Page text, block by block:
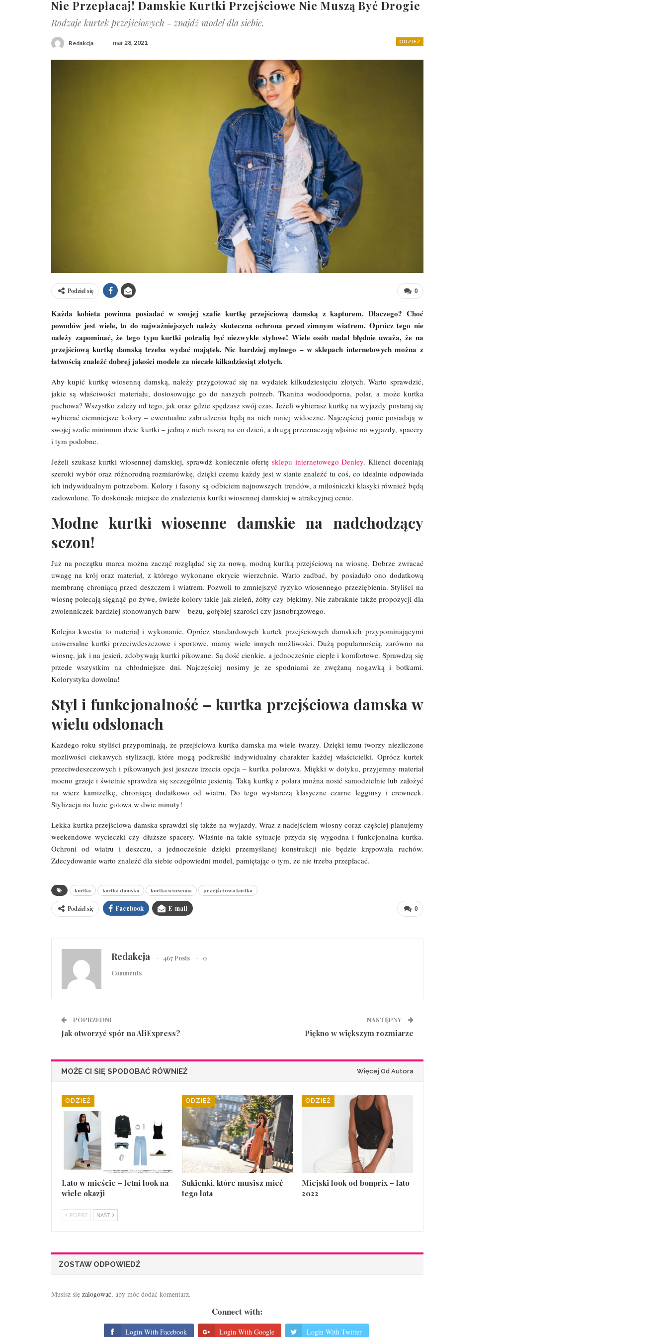
Nie Przepłacaj! Damskie Kurtki Przejściowe Nie Muszą Być Drogie
Rodzaje kurtek przejściowych - znajdź model dla siebie.
ODZIEŻ
Redakcja mar 28, 2021
0
Podziel się
Każda kobieta powinna posiadać w swojej szafie kurtkę przejściową damską z kapturem. Dlaczego? Choć
powodów jest wiele, to do najważniejszych należy skuteczna ochrona przed zimnym wiatrem. Oprócz tego nie
należy zapominać, że tego typu kurtki potrafią być niezwykle stylowe! Wiele osób nadal błędnie uważa, że na
przejściową kurtkę damską trzeba wydać majątek. Nic bardziej mylnego – w sklepach internetowych można z
łatwością znaleźć dobrej jakości modele za niecałe kilkadziesiąt złotych.
Aby kupić kurtkę wiosenną damską, należy przygotować się na wydatek kilkudziesięciu złotych. Warto sprawdzić,
jakie są właściwości materiału, dostosowując go do naszych potrzeb. Tkanina wodoodporna, polar, a może kurtka
puchowa? Wszystko zależy od tego, jak oraz gdzie spędzasz swój czas. Jeżeli wybierasz kurtkę na wyjazdy postaraj się
wybierać ciemniejsze kolory – ewentualne zabrudzenia będą na nich mniej widoczne. Najczęściej panie posiadają w
swojej szafie minimum dwie kurtki – jedną z nich noszą na co dzień, a drugą przeznaczają właśnie na wyjazdy, spacery
i tym podobne.
Jeżeli szukasz kurtki wiosennej damskiej, sprawdź koniecznie ofertęsklepu internetowego Denley. Klienci doceniają
szeroki wybór oraz różnorodną rozmiarówkę, dzięki czemu każdy jest w stanie znaleźć tu coś, co idealnie odpowiada
ich indywidualnym potrzebom. Kolory i fasony są odbiciem najnowszych trendów, a miłośniczki klasyki również będą
zadowolone. To doskonałe miejsce do znalezienia kurtki wiosennej damskiej w atrakcyjnej cenie.
Modne kurtki wiosenne damskie na nadchodzący
sezon!
Już na początku marca można zacząć rozglądać się za nową, modną kurtką przejściową na wiosnę. Dobrze zwracać
uwagę na krój oraz materiał, z którego wykonano okrycie wierzchnie. Warto zadbać, by posiadało ono dodatkową
membranę chroniącą przed deszczem i wiatrem. Pozwoli to zmniejszyć ryzyko wiosennego przeziębienia. Styliści na
wiosnę polecają sięgnąć po żywe, świeże kolory takie jak zieleń, żółty czy błękitny. Nie zabraknie także propozycji dla
zwolenniczek bardziej stonowanych barw – beżu, gołębiej szarości czy jasnobrązowego.
Kolejna kwestia to materiał i wykonanie. Oprócz standardowych kurtek przejściowych damskich przypominającymi
uniwersalne kurtki przeciwdeszczowe i sportowe, mamy wiele innych możliwości. Dużą popularnością, zarówno na
wiosnę, jak i na jesień, zdobywają kurtki pikowane. Są dość cienkie, a jednocześnie ciepłe i komfortowe. Sprawdzą się
przede wszystkim na chłodniejsze dni. Najczęściej nosimy je ze spodniami ze zwężaną nogawką i botkami.
Kolorystyka dowolna!
Styl i funkcjonalność – kurtka przejściowa damska w
wielu odsłonach
Każdego roku styliści przypominają, że przejściowa kurtka damska ma wiele twarzy. Dzięki temu tworzy niezliczone
możliwości ciekawych stylizacji, które mogą podkreślić indywidualny charakter każdej właścicielki. Oprócz kurtek
przeciwdeszczowych i pikowanych jest jeszcze trzecia opcja – kurtka polarowa. Miękki w dotyku, przyjemny materiał
mocno grzeje i świetnie sprawdza się szczególnie jesienią. Taką kurtkę z polara można nosić samodzielnie lub założyć
na wierz kamizelkę, chroniącą dodatkowo od wiatru. Do tego wystarczą klasyczne czarne legginsy i crewneck.
Stylizacja na luzie gotowa w dwie minuty!
Lekka kurtka przejściowa damska sprawdzi się także na wyjazdy. Wraz z nadejściem wiosny coraz częściej planujemy
weekendowe wycieczki czy dłuższe spacery. Właśnie na takie sytuacje przyda się wygodna i funkcjonalna kurtka.
Ochroni od wiatru i deszczu, a jednocześnie dzięki przemyślanej konstrukcji nie będzie krępowała ruchów.
Zdecydowanie warto znaleźć dla siebie odpowiedni model, pamiętając o tym, że nie trzeba przepłacać.
kurtka kurtka damska kurtka wiosenna przejściowa kurtka
0
Podziel się Facebook E-mail
Redakcja 467 Posts
0
Comments
POPRZEDNI
Jak otworzyć spór na AliExpress?
NASTĘPNY
Piękno w większym rozmiarze
MOŻE CI SIĘ SPODOBAĆ RÓWNIEŻ Więcej Od Autora
ODZIEŻ
Lato w mieście – letni look na
wiele okazji
ODZIEŻ
Sukienki, które musisz mieć
tego lata
ODZIEŻ
Miejski look od bonprix – lato
2022
POPRZ NAST
ZOSTAW ODPOWIEDŹ
Musisz się zalogować, aby móc dodać komentarz.
Connect with:
Login With Facebook Login With Google Login With Twitter